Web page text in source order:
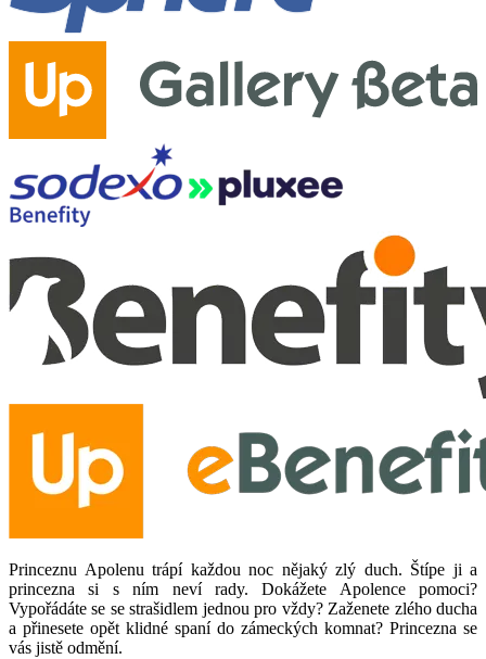
Princeznu Apolenu trápí každou noc nějaký zlý duch. Štípe ji a
princezna si s ním neví rady. Dokážete Apolence pomoci?
Vypořádáte se se strašidlem jednou pro vždy? Zaženete zlého ducha
a přinesete opět klidné spaní do zámeckých komnat? Princezna se
vás jistě odmění.